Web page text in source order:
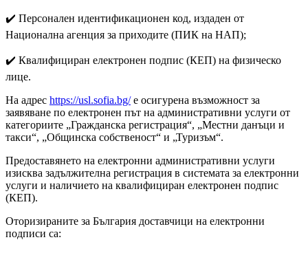
✔️ Персонален идентификационен код, издаден от
Национална агенция за приходите (ПИК на НАП);
✔️ Квалифициран електронен подпис (КЕП) на физическо
лице.
На адрес https://usl.sofia.bg/е осигурена възможност за
заявяване по електронен път на административни услуги от
категориите „Гражданска регистрация“, „Местни данъци и
такси“, „Общинска собственост“ и „Туризъм“.
Предоставянето на електронни административни услуги
изисква задължителна регистрация в системата за електронни
услуги и наличието на квалифициран електронен подпис
(КЕП).
Оторизираните за България доставчици на електронни
подписи са: